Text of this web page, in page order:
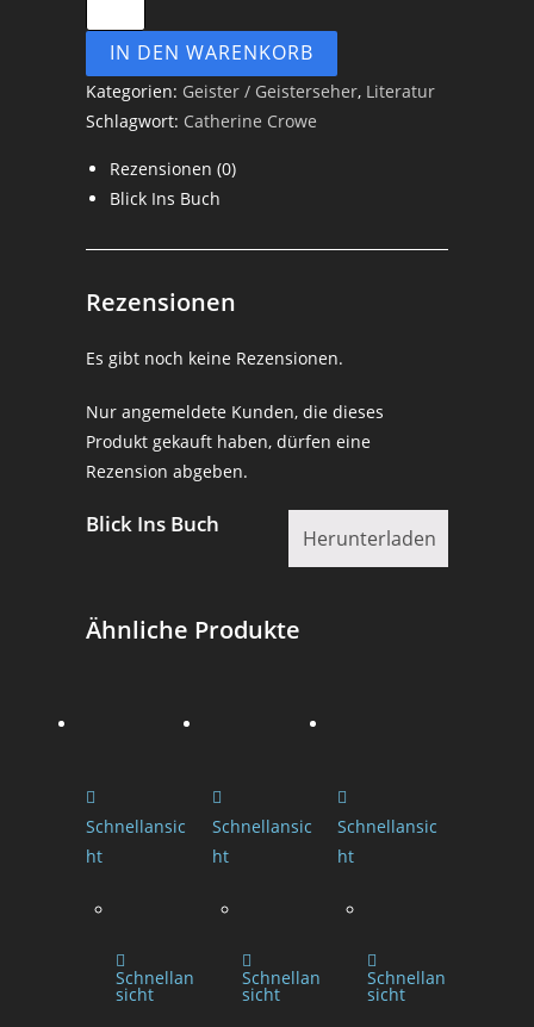
Nachtseite
der
Natur
oder
und
Geisterseher
Crowe
IN DEN WARENKORB
Kategorien: Geister / Geisterseher, Literatur
Schlagwort: Catherine Crowe
Rezensionen (0)
Blick Ins Buch
Rezensionen
Es gibt noch keine Rezensionen.
Nur angemeldete Kunden, die dieses
Produkt gekauft haben, dürfen eine
Rezension abgeben.
Blick Ins Buch
Herunterladen
Ähnliche Produkte
Schnellansic
ht
Schnellan
sicht
Schnellansic
ht
Schnellan
sicht
Schnellansic
ht
Schnellan
sicht